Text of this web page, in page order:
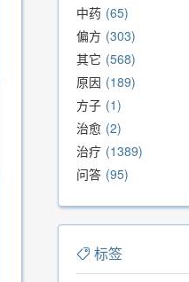
中药 65
偏方 303
其它 568
原因 189
方子 1
治愈 2
治疗 1389
问答 95
标签